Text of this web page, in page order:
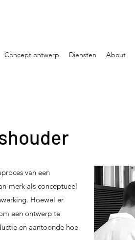
Concept ontwerp Diensten About
van een
merk als conceptueel
Hoewel er
een ontwerp te
en aantoonde hoe